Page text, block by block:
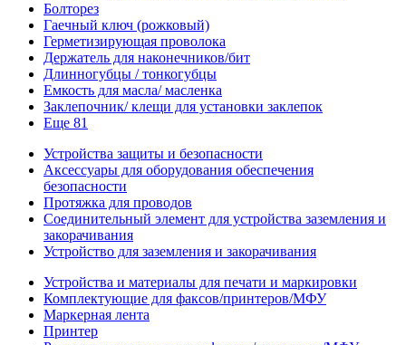
Болторез
Гаечный ключ (рожковый)
Герметизирующая проволока
Держатель для наконечников/бит
Длинногубцы / тонкогубцы
Емкость для масла/ масленка
Заклепочник/ клещи для установки заклепок
Еще 81
Устройства защиты и безопасности
Аксессуары для оборудования обеспечения
безопасности
Протяжка для проводов
Соединительный элемент для устройства заземления и
закорачивания
Устройство для заземления и закорачивания
Устройства и материалы для печати и маркировки
Комплектующие для факсов/принтеров/МФУ
Маркерная лента
Принтер